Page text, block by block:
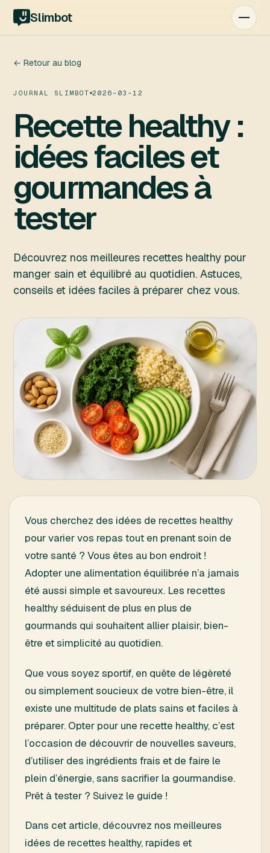
Slimbot
← Retour au blog
JOURNAL SLIMBOT 2026-03-12
Recette healthy :
idées faciles et
gourmandes à
tester
Découvrez nos meilleures recettes healthy pour
manger sain et équilibré au quotidien. Astuces,
conseils et idées faciles à préparer chez vous.
Vous cherchez des idées de recettes healthy
pour varier vos repas tout en prenant soin de
votre santé ? Vous êtes au bon endroit !
Adopter une alimentation équilibrée n’a jamais
été aussi simple et savoureux. Les recettes
healthy séduisent de plus en plus de
gourmands qui souhaitent allier plaisir, bien-
être et simplicité au quotidien.
Que vous soyez sportif, en quête de légèreté
ou simplement soucieux de votre bien-être, il
existe une multitude de plats sains et faciles à
préparer. Opter pour une recette healthy, c’est
l’occasion de découvrir de nouvelles saveurs,
d’utiliser des ingrédients frais et de faire le
plein d’énergie, sans sacrifier la gourmandise.
Prêt à tester ? Suivez le guide !
Dans cet article, découvrez nos meilleures
idées de recettes healthy, rapides et